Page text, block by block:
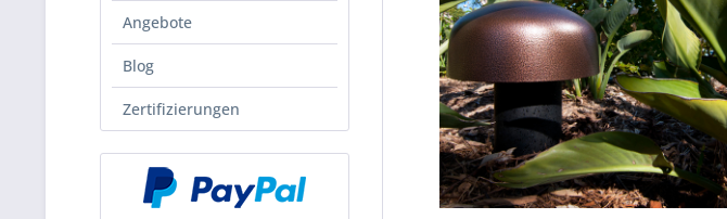
Angebote
Blog
Zertifizierungen